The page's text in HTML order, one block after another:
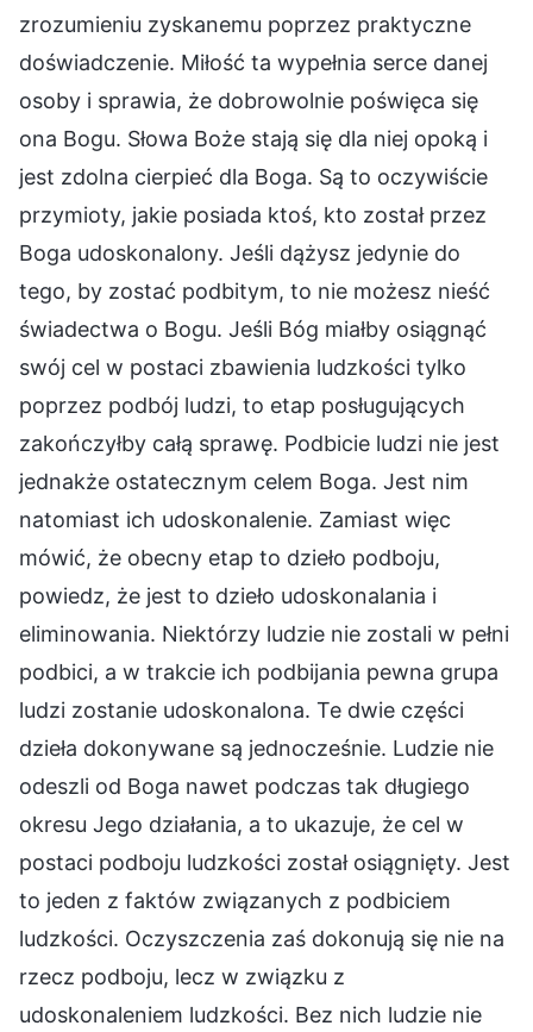
zrozumieniu zyskanemu poprzez praktyczne
doświadczenie. Miłość ta wypełnia serce danej
osoby i sprawia, że dobrowolnie poświęca się
ona Bogu. Słowa Boże stają się dla niej opoką i
jest zdolna cierpieć dla Boga. Są to oczywiście
przymioty, jakie posiada ktoś, kto został przez
Boga udoskonalony. Jeśli dążysz jedynie do
tego, by zostać podbitym, to nie możesz nieść
świadectwa o Bogu. Jeśli Bóg miałby osiągnąć
swój cel w postaci zbawienia ludzkości tylko
poprzez podbój ludzi, to etap posługujących
zakończyłby całą sprawę. Podbicie ludzi nie jest
jednakże ostatecznym celem Boga. Jest nim
natomiast ich udoskonalenie. Zamiast więc
mówić, że obecny etap to dzieło podboju,
powiedz, że jest to dzieło udoskonalania i
eliminowania. Niektórzy ludzie nie zostali w pełni
podbici, a w trakcie ich podbijania pewna grupa
ludzi zostanie udoskonalona. Te dwie części
dzieła dokonywane są jednocześnie. Ludzie nie
odeszli od Boga nawet podczas tak długiego
okresu Jego działania, a to ukazuje, że cel w
postaci podboju ludzkości został osiągnięty. Jest
to jeden z faktów związanych z podbiciem
ludzkości. Oczyszczenia zaś dokonują się nie na
rzecz podboju, lecz w związku z
udoskonaleniem ludzkości. Bez nich ludzie nie